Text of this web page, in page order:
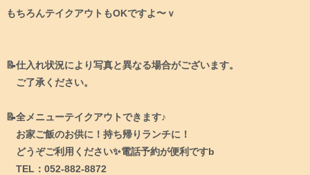
もちろんテイクアウトもOKですよ〜ｖ
📝仕入れ状況により写真と異なる場合がございます。
ご了承ください。
📝全メニューテイクアウトできます♪
お家ご飯のお供に！持ち帰りランチに！
どうぞご利用ください✨電話予約が便利ですb
TEL：052-882-8872